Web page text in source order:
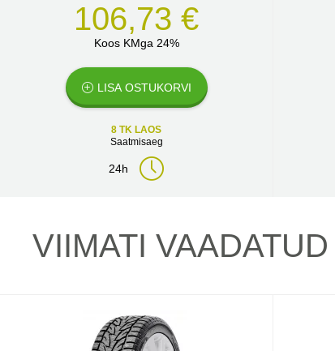
106,73 €
Koos KMga 24%
LISA OSTUKORVI
8 TK LAOS
Saatmisaeg
24h
VIIMATI VAADATUD